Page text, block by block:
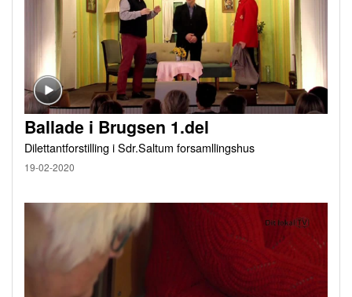
Ballade i Brugsen 1.del
Dilettantforstilling i Sdr.Saltum forsamllingshus
19-02-2020